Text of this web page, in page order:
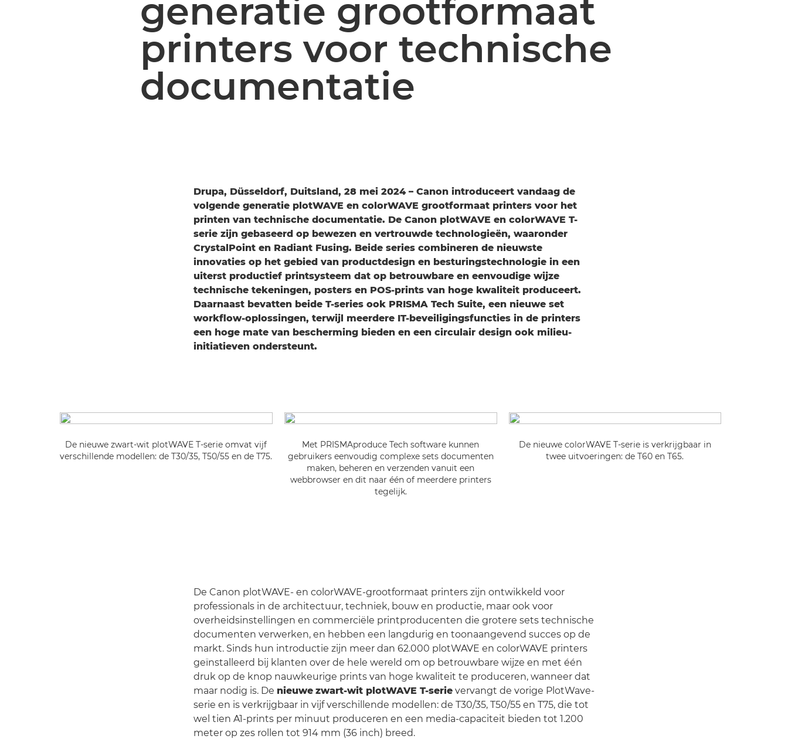
generatie grootformaat
printers voor technische
documentatie
Drupa, Düsseldorf, Duitsland, 28 mei 2024 – Canon introduceert vandaag de
volgende generatie plotWAVE en colorWAVE grootformaat printers voor het
printen van technische documentatie. De Canon plotWAVE en colorWAVE T-
serie zijn gebaseerd op bewezen en vertrouwde technologieën, waaronder
CrystalPoint en Radiant Fusing. Beide series combineren de nieuwste
innovaties op het gebied van productdesign en besturingstechnologie in een
uiterst productief printsysteem dat op betrouwbare en eenvoudige wijze
technische tekeningen, posters en POS-prints van hoge kwaliteit produceert.
Daarnaast bevatten beide T-series ook PRISMA Tech Suite, een nieuwe set
workflow-oplossingen, terwijl meerdere IT-beveiligingsfuncties in de printers
een hoge mate van bescherming bieden en een circulair design ook milieu-
initiatieven ondersteunt.
De nieuwe zwart-wit plotWAVE T-serie omvat vijf
verschillende modellen: de T30/35, T50/55 en de T75.
Met PRISMAproduce Tech software kunnen
gebruikers eenvoudig complexe sets documenten
maken, beheren en verzenden vanuit een
webbrowser en dit naar één of meerdere printers
tegelijk.
De nieuwe colorWAVE T-serie is verkrijgbaar in
twee uitvoeringen: de T60 en T65.
De Canon plotWAVE- en colorWAVE-grootformaat printers zijn ontwikkeld voor
professionals in de architectuur, techniek, bouw en productie, maar ook voor
overheidsinstellingen en commerciële printproducenten die grotere sets technische
documenten verwerken, en hebben een langdurig en toonaangevend succes op de
markt. Sinds hun introductie zijn meer dan 62.000 plotWAVE en colorWAVE printers
geïnstalleerd bij klanten over de hele wereld om op betrouwbare wijze en met één
druk op de knop nauwkeurige prints van hoge kwaliteit te produceren, wanneer dat
maar nodig is. De nieuwe zwart-wit plotWAVE T-serie vervangt de vorige PlotWave-
serie en is verkrijgbaar in vijf verschillende modellen: de T30/35, T50/55 en T75, die tot
wel tien A1-prints per minuut produceren en een media-capaciteit bieden tot 1.200
meter op zes rollen tot 914 mm (36 inch) breed.